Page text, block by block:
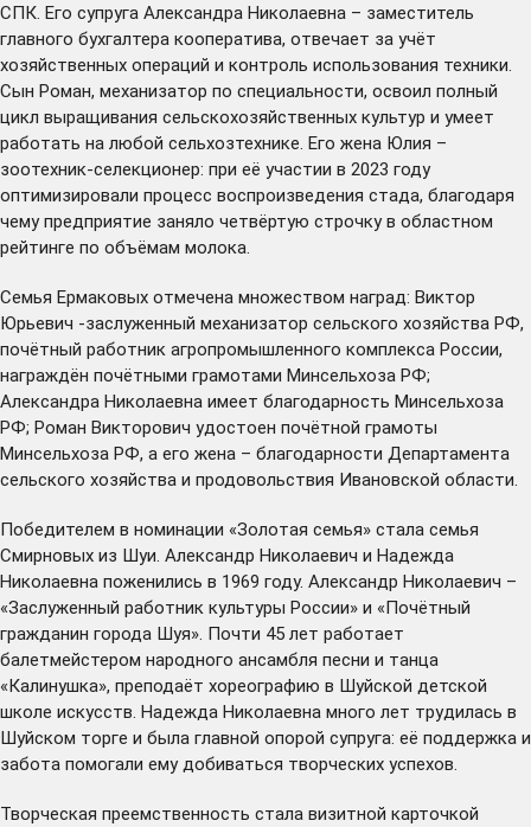
СПК. Его супруга Александра Николаевна – заместитель
главного бухгалтера кооператива, отвечает за учёт
хозяйственных операций и контроль использования техники.
Сын Роман, механизатор по специальности, освоил полный
цикл выращивания сельскохозяйственных культур и умеет
работать на любой сельхозтехнике. Его жена Юлия –
зоотехник-селекционер: при её участии в 2023 году
оптимизировали процесс воспроизведения стада, благодаря
чему предприятие заняло четвёртую строчку в областном
рейтинге по объёмам молока.
Семья Ермаковых отмечена множеством наград: Виктор
Юрьевич -заслуженный механизатор сельского хозяйства РФ,
почётный работник агропромышленного комплекса России,
награждён почётными грамотами Минсельхоза РФ;
Александра Николаевна имеет благодарность Минсельхоза
РФ; Роман Викторович удостоен почётной грамоты
Минсельхоза РФ, а его жена – благодарности Департамента
сельского хозяйства и продовольствия Ивановской области.
Победителем в номинации «Золотая семья» стала семья
Смирновых из Шуи. Александр Николаевич и Надежда
Николаевна поженились в 1969 году. Александр Николаевич –
«Заслуженный работник культуры России» и «Почётный
гражданин города Шуя». Почти 45 лет работает
балетмейстером народного ансамбля песни и танца
«Калинушка», преподаёт хореографию в Шуйской детской
школе искусств. Надежда Николаевна много лет трудилась в
Шуйском торге и была главной опорой супруга: её поддержка и
забота помогали ему добиваться творческих успехов.
Творческая преемственность стала визитной карточкой